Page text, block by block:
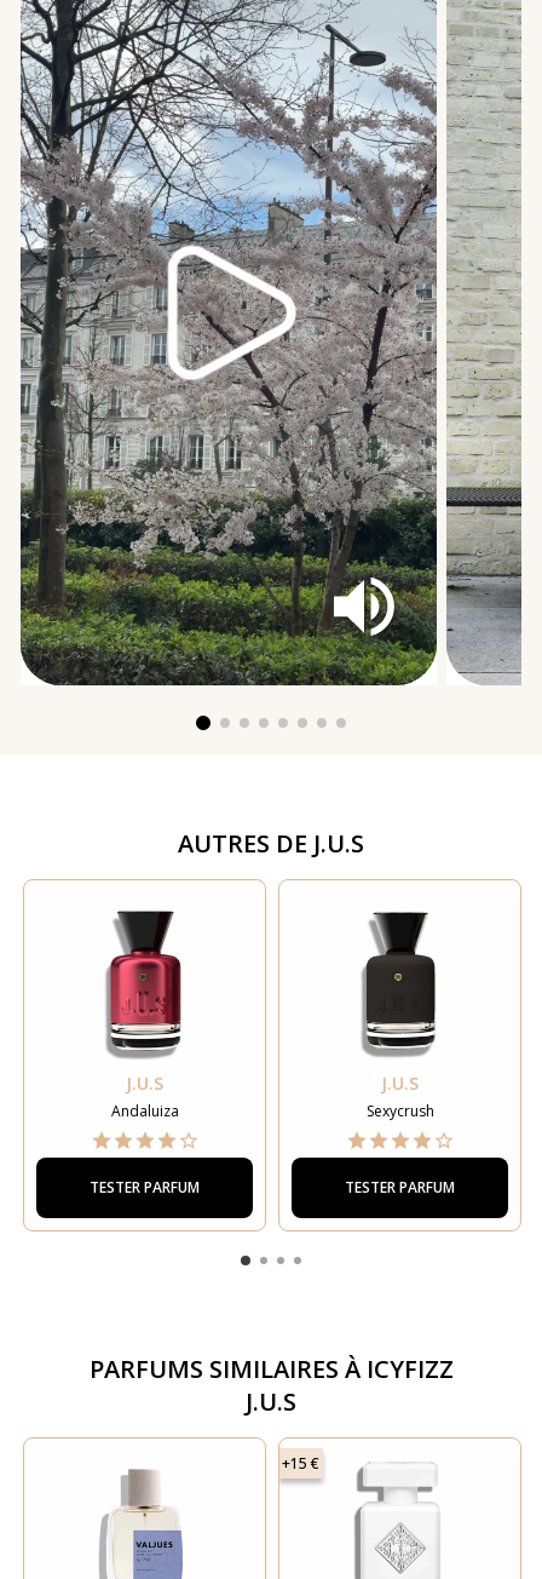
AUTRES DE J.U.S
J.U.S
Andaluiza
TESTER PARFUM
J.U.S
Sexycrush
TESTER PARFUM
PARFUMS SIMILAIRES ÀICYFIZZ
J.U.S
+15 €